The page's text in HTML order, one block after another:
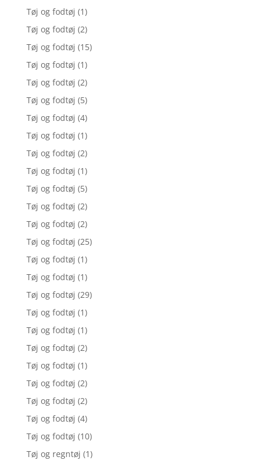
Tøj og fodtøj (1)
Tøj og fodtøj (2)
Tøj og fodtøj (15)
Tøj og fodtøj (1)
Tøj og fodtøj (2)
Tøj og fodtøj (5)
Tøj og fodtøj (4)
Tøj og fodtøj (1)
Tøj og fodtøj (2)
Tøj og fodtøj (1)
Tøj og fodtøj (5)
Tøj og fodtøj (2)
Tøj og fodtøj (2)
Tøj og fodtøj (25)
Tøj og fodtøj (1)
Tøj og fodtøj (1)
Tøj og fodtøj (29)
Tøj og fodtøj (1)
Tøj og fodtøj (1)
Tøj og fodtøj (2)
Tøj og fodtøj (1)
Tøj og fodtøj (2)
Tøj og fodtøj (2)
Tøj og fodtøj (4)
Tøj og fodtøj (10)
Tøj og regntøj (1)